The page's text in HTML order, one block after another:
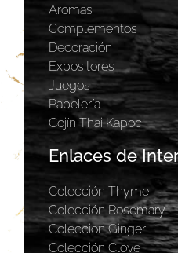
Aromas
Complementos
Decoración
Expositores
Juegos
Papelería
Cojín Thai Kapoc
Enlaces de
Colección Thyme
Colección Rosemary
Coleccion Ginger
Colección Clove